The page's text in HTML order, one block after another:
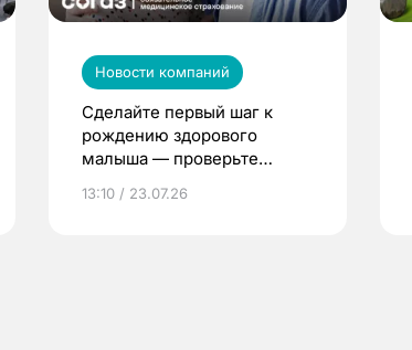
Новости компаний
Сделайте первый шаг к
рождению здорового
малыша — проверьте
по ОМС!
13:10 / 23.07.26